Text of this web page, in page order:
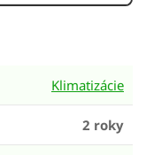
Klimatizácie
2 roky